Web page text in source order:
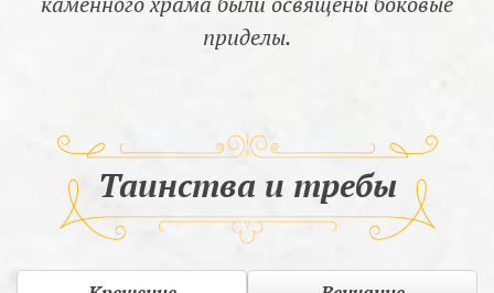
приделы.
Таинства и требы